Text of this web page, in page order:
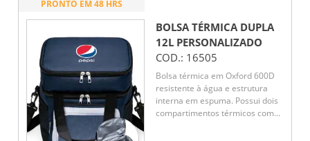
PRONTO EM 48 HRS
BOLSA TÉRMICA DUPLA
12L PERSONALIZADO
COD.: 16505
Bolsa térmica em Oxford 600D
resistente à água e estrutura
interna em espuma. Possui dois
compartimentos térmicos com